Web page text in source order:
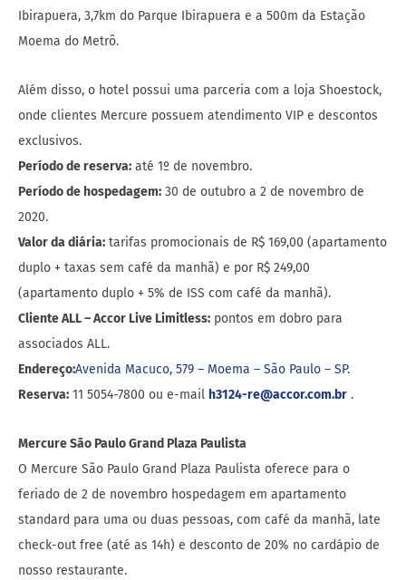
Ibirapuera, 3,7km do Parque Ibirapuera e a 500m da Estação
Moema do Metrô.
Além disso, o hotel possui uma parceria com a loja Shoestock,
onde clientes Mercure possuem atendimento VIP e descontos
exclusivos.
Período de reserva: até 1º de novembro.
Período de hospedagem: 30 de outubro a 2 de novembro de
2020.
Valor da diária: tarifas promocionais de R$ 169,00 (apartamento
duplo + taxas sem café da manhã) e por R$ 249,00
(apartamento duplo + 5% de ISS com café da manhã).
Cliente ALL – Accor Live Limitless: pontos em dobro para
associados ALL.
Endereço:Avenida Macuco, 579 – Moema – São Paulo – SP.
Reserva: 11 5054-7800 ou e-mail h3124-re@accor.com.br .
Mercure São Paulo Grand Plaza Paulista
O Mercure São Paulo Grand Plaza Paulista oferece para o
feriado de 2 de novembro hospedagem em apartamento
standard para uma ou duas pessoas, com café da manhã, late
check-out free (até as 14h) e desconto de 20% no cardápio de
nosso restaurante.